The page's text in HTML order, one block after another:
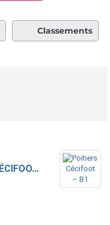
Classements
POITIERS CÉCIFOOT – B1